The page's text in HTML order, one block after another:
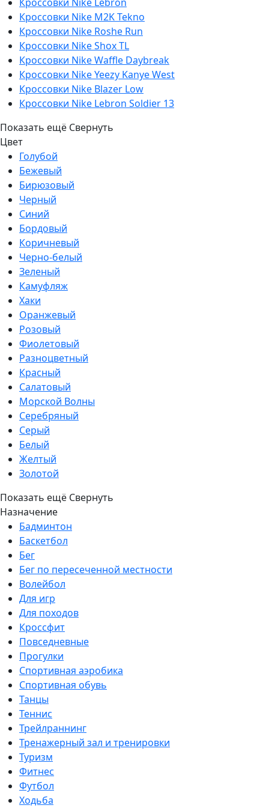
Кроссовки Nike Lebron
Кроссовки Nike M2K Tekno
Кроссовки Nike Roshe Run
Кроссовки Nike Shox TL
Кроссовки Nike Waffle Daybreak
Кроссовки Nike Yeezy Kanye West
Кроссовки Nike Blazer Low
Кроссовки Nike Lebron Soldier 13
Показать ещё Свернуть
Цвет
Голубой
Бежевый
Бирюзовый
Черный
Синий
Бордовый
Коричневый
Черно-белый
Зеленый
Камуфляж
Хаки
Оранжевый
Розовый
Фиолетовый
Разноцветный
Красный
Салатовый
Морской Волны
Серебряный
Серый
Белый
Желтый
Золотой
Показать ещё Свернуть
Назначение
Бадминтон
Баскетбол
Бег
Бег по пересеченной местности
Волейбол
Для игр
Для походов
Кроссфит
Повседневные
Прогулки
Спортивная аэробика
Спортивная обувь
Танцы
Теннис
Трейлраннинг
Тренажерный зал и тренировки
Туризм
Фитнес
Футбол
Ходьба